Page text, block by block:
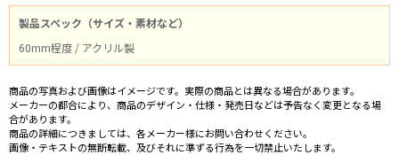
製品スペック（サイズ・素材など）
60mm程度 / アクリル製
商品の写真および画像はイメージです。実際の商品とは異なる場合があります。
メーカーの都合により、商品のデザイン・仕様・発売日などは予告なく変更となる場
合があります。
商品の詳細につきましては、各メーカー様にお問い合わせください。
画像・テキストの無断転載、及びそれに準ずる行為を一切禁止いたします。